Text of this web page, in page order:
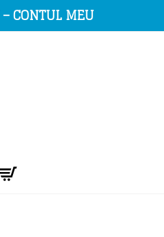
CONTUL MEU